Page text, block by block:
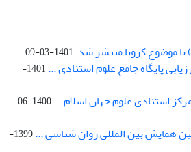
1401-03-09
1401-
1400-06-
همایش بین المللی روان شناسی ...
1399-